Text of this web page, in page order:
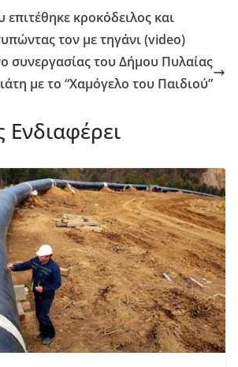
επιτέθηκε κροκόδειλος και
τον με τηγάνι (video)
συνεργασίας του Δήμου Πυλαίας
με το “Χαμόγελο του Παιδιού”
Ενδιαφέρει